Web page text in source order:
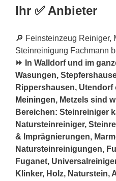
Ihr ✅ Anbieter
🔎 Feinsteinzeug Reiniger,
Steinreinigung Fachmann
⏩ In Walldorf und im
Wasungen,
Rippershausen, Utendorf
Meiningen, Metzels sind
Bereichen: Steinreiniger
Natursteinreiniger,
& Imprägnierungen,
Natursteinreinigungen,
Fuganet,
Klinker, Holz, Naturstein,